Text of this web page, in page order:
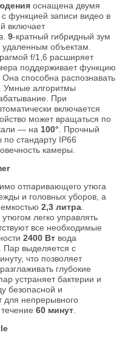
оснащена двумя
функцией записи видео в
включает
9-кратный гибридный зум
удаленным объектам.
f/1,6 расширяет
поддерживает функцию
способна распознавать
Умные алгоритмы
При
включается
может вращаться по
— на 100°. Прочный
стандарту IP66
камеры.
отпаривающего утюга
и головных уборов, а
2,3 литра.
легко управлять
все необходимые
2400 Вт вода
Пар выделяется с
что позволяет
глубокие
устраняет бактерии и
безопасной и
для непрерывного
60 минут.